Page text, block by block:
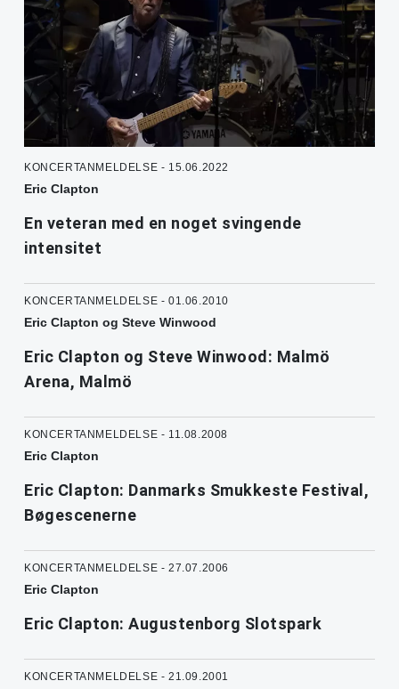
KONCERTANMELDELSE - 15.06.2022
Eric Clapton
En veteran med en noget svingende
intensitet
KONCERTANMELDELSE - 01.06.2010
Eric Clapton og Steve Winwood
Eric Clapton og Steve Winwood: Malmö
Arena, Malmö
KONCERTANMELDELSE - 11.08.2008
Eric Clapton
Eric Clapton: Danmarks Smukkeste Festival,
Bøgescenerne
KONCERTANMELDELSE - 27.07.2006
Eric Clapton
Eric Clapton: Augustenborg Slotspark
KONCERTANMELDELSE - 21.09.2001